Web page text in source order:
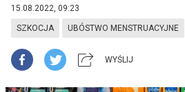
15.08.2022, 09:23
SZKOCJA UBÓSTWO MENSTRUACYJNE
WYŚLIJ